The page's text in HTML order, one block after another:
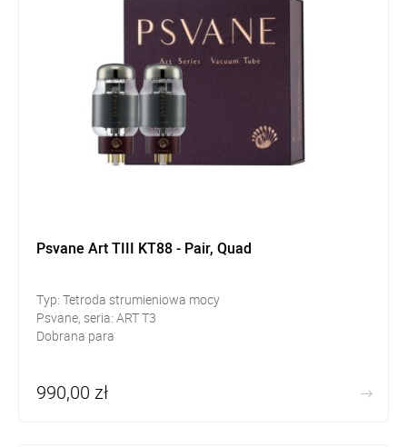
Psvane Art TIII KT88 - Pair, Quad
Typ: Tetroda strumieniowa mocy
Psvane, seria: ART T3
Dobrana para
990,00 zł